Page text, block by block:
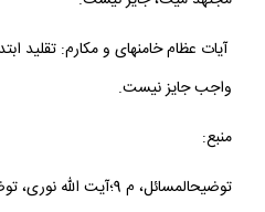
آيات عظام خامنه‏اى و مكارم: تقليد
واجب جايز نيست.
منبع: